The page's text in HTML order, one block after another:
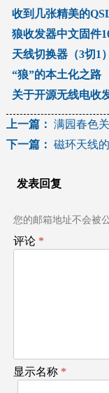
收到几张精美的
狼收发器中文固件
天线切换器（3切1）
“狼”的本土化之路
关于开源无线电收
文
导
航
上一篇： 满园春色
下一篇： 磁环天线
发表回复
您的邮箱地址不会被公
评论 *
显示名称 *